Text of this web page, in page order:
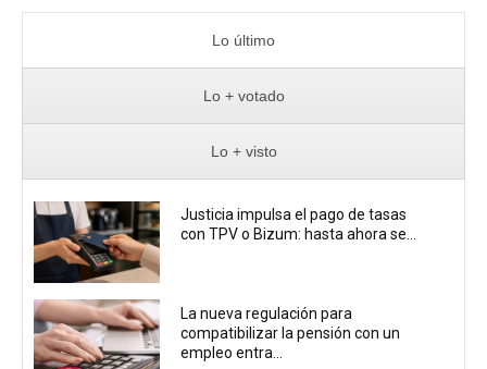
Lo último
Lo + votado
Lo + visto
Justicia impulsa el pago de tasas
con TPV o Bizum: hasta ahora se...
La nueva regulación para
compatibilizar la pensión con un
empleo entra...